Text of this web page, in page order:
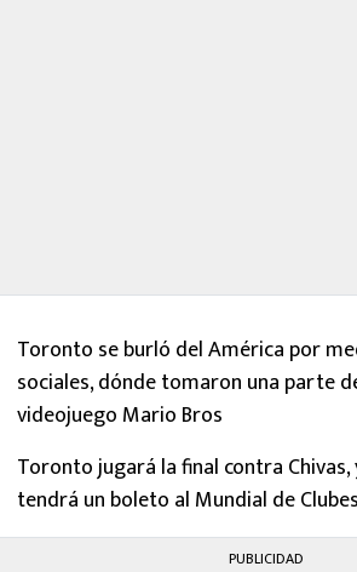
Toronto se burló del América por
sociales, dónde tomaron una parte
videojuego Mario Bros
Toronto jugará la final contra
tendrá un boleto al Mundial de
PUBLICIDAD